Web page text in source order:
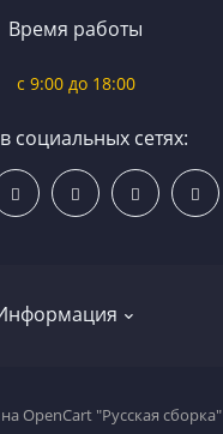
Время работы
c 9:00 до 18:00
социальных сетях:
OpenCart "Русская сборка"